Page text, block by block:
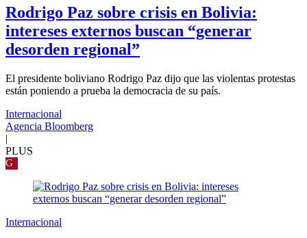
Rodrigo Paz sobre crisis en Bolivia:
intereses externos buscan “generar
desorden regional”
El presidente boliviano Rodrigo Paz dijo que las violentas protestas
están poniendo a prueba la democracia de su país.
Internacional
Agencia Bloomberg
|
PLUS
G
Internacional